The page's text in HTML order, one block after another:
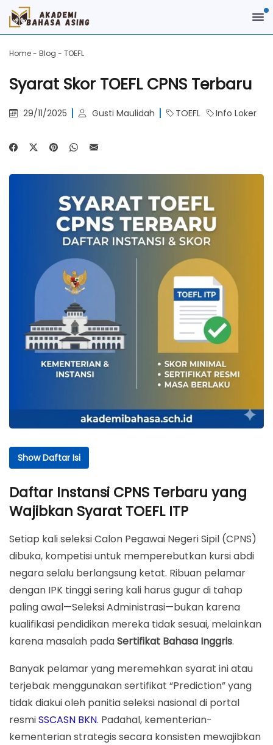
Home- Blog - TOEFL
Syarat Skor TOEFL CPNS Terbaru
29/11/2025 Gusti Maulidah TOEFL Info Loker
Show Daftar Isi
Daftar Instansi CPNS Terbaru yang Wajibkan Syarat
TOEFL ITP
Mengapa Instansi Pemerintah Mewajibkan TOEFL
ITP?
Daftar Instansi Wajib TOEFL ITP & Skor Minimal
(Update Terbaru)
Strategi Lulus: Jangan Asal Tes!
Langkah 1: Persiapan Matang di Akademi Bahasa
Asing Pare (ABA Pare)
Langkah 2: Tes Resmi di Akademi Bahasa Asing
Bahaya Sertifikat Prediction untuk CPNS
FAQ – Syarat TOEFL CPNS
Amankan Tiket Seleksi Administrasi Anda
Daftar Instansi CPNS Terbaru yang
Wajibkan Syarat TOEFL ITP
Setiap kali seleksi Calon Pegawai Negeri Sipil (CPNS)
dibuka, kompetisi untuk memperebutkan kursi abdi
negara selalu berlangsung ketat. Ribuan pelamar
dengan IPK tinggi sering kali harus gugur di tahap
paling awal—Seleksi Administrasi—bukan karena
kualifikasi pendidikan mereka tidak sesuai, melainkan
karena masalah padaSertifikat Bahasa Inggris.
Banyak pelamar yang meremehkan syarat ini atau
terjebak menggunakan sertifikat “Prediction” yang
tidak diakui oleh panitia seleksi nasional di portal
resmiSSCASN BKN. Padahal, kementerian-
kementerian strategis secara konsisten mewajibkan